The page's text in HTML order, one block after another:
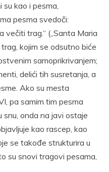
su kao i pesma,
pesma svedoči:
večiti trag.“ („Santa Maria
kojim se odsutno biće
samoprikrivanjem;
delići tih susretanja, a
Ako su mesta
pa samim tim pesma
snu, onda na javi ostaje
kao rascep, kao
se takođe strukturira u
su snovi tragovi pesama,